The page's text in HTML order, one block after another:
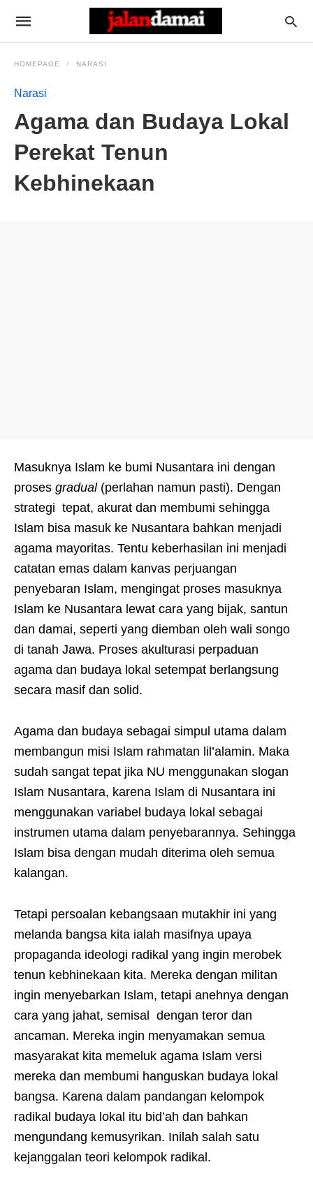
HOMEPAGE NARASI
Narasi
Agama dan Budaya Lokal
Perekat Tenun
Kebhinekaan
Masuknya Islam ke bumi Nusantara ini dengan
proses gradual(perlahan namun pasti). Dengan
strategi tepat, akurat dan membumi sehingga
Islam bisa masuk ke Nusantara bahkan menjadi
agama mayoritas. Tentu keberhasilan ini menjadi
catatan emas dalam kanvas perjuangan
penyebaran Islam, mengingat proses masuknya
Islam ke Nusantara lewat cara yang bijak, santun
dan damai, seperti yang diemban oleh wali songo
di tanah Jawa. Proses akulturasi perpaduan
agama dan budaya lokal setempat berlangsung
secara masif dan solid.
Agama dan budaya sebagai simpul utama dalam
membangun misi Islam rahmatan lil’alamin. Maka
sudah sangat tepat jika NU menggunakan slogan
Islam Nusantara, karena Islam di Nusantara ini
menggunakan variabel budaya lokal sebagai
instrumen utama dalam penyebarannya. Sehingga
Islam bisa dengan mudah diterima oleh semua
kalangan.
Tetapi persoalan kebangsaan mutakhir ini yang
melanda bangsa kita ialah masifnya upaya
propaganda ideologi radikal yang ingin merobek
tenun kebhinekaan kita. Mereka dengan militan
ingin menyebarkan Islam, tetapi anehnya dengan
cara yang jahat, semisal dengan teror dan
ancaman. Mereka ingin menyamakan semua
masyarakat kita memeluk agama Islam versi
mereka dan membumi hanguskan budaya lokal
bangsa. Karena dalam pandangan kelompok
radikal budaya lokal itu bid’ah dan bahkan
mengundang kemusyrikan. Inilah salah satu
kejanggalan teori kelompok radikal.